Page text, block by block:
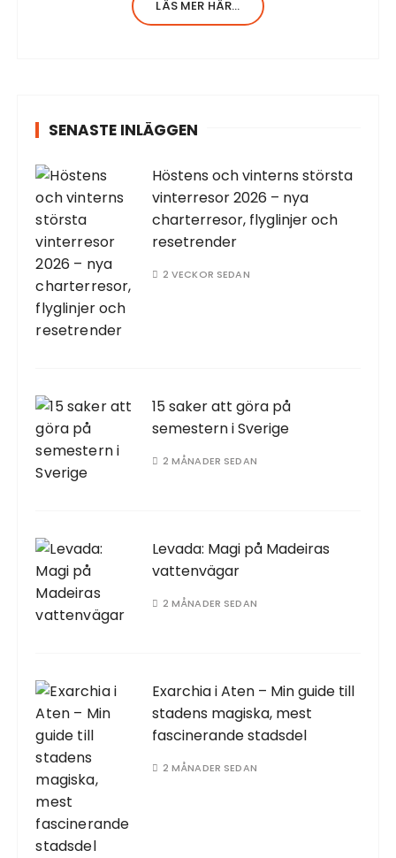
turism. Själv har…
LÄS MER HÄR...
SENASTE INLÄGGEN
Höstens och vinterns största
vinterresor 2026 – nya
charterresor, flyglinjer och
resetrender
2 VECKOR SEDAN
15 saker att göra på
semestern i Sverige
2 MÅNADER SEDAN
Levada: Magi på Madeiras
vattenvägar
2 MÅNADER SEDAN
Exarchia i Aten – Min guide till
stadens magiska, mest
fascinerande stadsdel
2 MÅNADER SEDAN